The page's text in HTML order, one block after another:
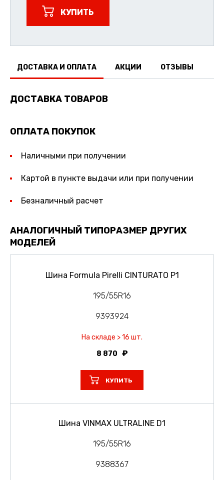
КУПИТЬ
ДОСТАВКА И ОПЛАТА АКЦИИ ОТЗЫВЫ
ДОСТАВКА ТОВАРОВ
ОПЛАТА ПОКУПОК
Наличными при получении
Картой в пункте выдачи или при получении
Безналичный расчет
АНАЛОГИЧНЫЙ ТИПОРАЗМЕР ДРУГИХ
МОДЕЛЕЙ
Шина Formula Pirelli CINTURATO P1
195/55R16
9393924
На складе > 16 шт.
8 870
КУПИТЬ
Шина VINMAX ULTRALINE D1
195/55R16
9388367